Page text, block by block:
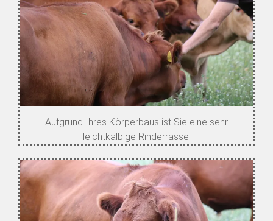
Aufgrund Ihres Körperbaus ist Sie eine sehr
leichtkalbige Rinderrasse.